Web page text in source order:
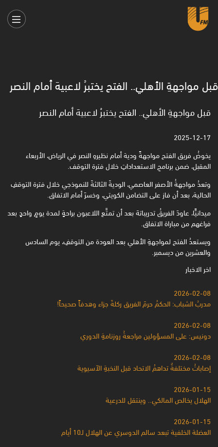
قبل مواجهةِ الأهلي.. الفتح يختبرُ لاعبيهَ أمام النصر ‏
قبل مواجهةِ الأهلي.. الفتح يختبرُ لاعبيهَ أمام النصر ‏
2025-12-17
يخوضُ فريق الفتح مواجهةً ودية أمام نظيرهِ النصر في الرياض، الأربعاء
المقبل، ضمن برنامجِ الاستعداداتِ خلال ‏فترة التوقف.‏
وتعدُ مواجهةُ الأصفر العاصمي، الوديةَ الثالثةَ للنموذجي خلال فترة التوقفِ
الحالية، بعد أن فاز على التضامن ‏الكويتي، وخسرَ أمام الاتفاق.‏
ميدانيًّا، عاودَ الفريقُ تدريباتهَ بعد أن تمتَّع اللاعبون براحةٍ لمدة يومٍ واحدٍ بعد
فراغهم من مباراة الاتفاق.‏
ويستعدُ الفتح لمواجهةِ الأهلي بعد العودة من التوقفِ، يوم السادس
والعشرين من ديسمبر. ‏
اخر الاخبار
2026-02-08
مدربُ الشباب: الحكمُ حرمَ الفريق ركلةَ جزاء وهدفاً صحيحاً!
2026-02-08
دونيس: على المسؤولين مراجعةُ روزنامةِ الدوري
2026-02-08
إصاباتُ مختلفةٌ تداهمُ الاتحاد قبل النخبةِ الآسيوية
2026-01-15
الهلال يخالص المالكي.. وينتقل للدرعية
2026-01-15
العضلة الخلفية تبعد سالم الدوسري عن الهلال لـ10 أيام